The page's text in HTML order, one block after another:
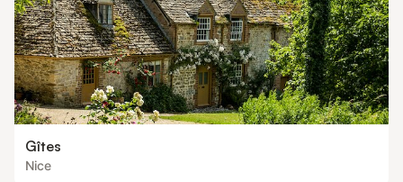
Gîtes
Nice